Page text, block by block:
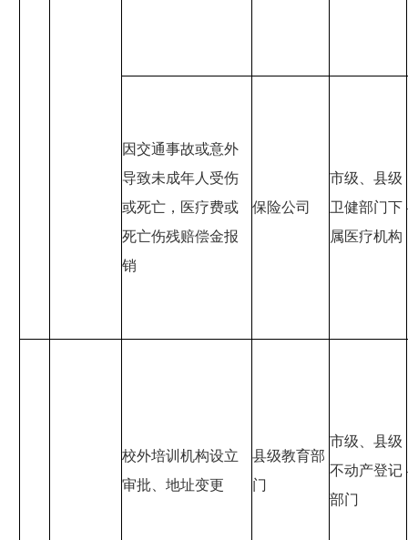
因交通事故或意外
导致未成年人受伤
或死亡，医疗费或
死亡伤残赔偿金报
销
保险公司
市级、县级
卫健部门下
属医疗机构
校外培训机构设立
审批、地址变更
县级教育部
门
市级、县级
不动产登记
部门